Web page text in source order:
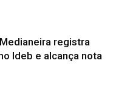
registra
Ideb e alcança nota